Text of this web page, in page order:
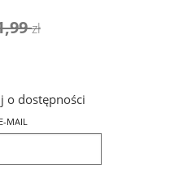
zł
o dostępności
E-MAIL